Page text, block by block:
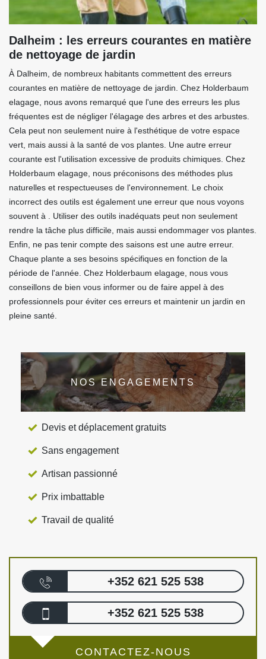
Dalheim : les erreurs courantes en matière
de nettoyage de jardin
À Dalheim, de nombreux habitants commettent des erreurs
courantes en matière de nettoyage de jardin. Chez Holderbaum
elagage, nous avons remarqué que l'une des erreurs les plus
fréquentes est de négliger l'élagage des arbres et des arbustes.
Cela peut non seulement nuire à l'esthétique de votre espace
vert, mais aussi à la santé de vos plantes. Une autre erreur
courante est l'utilisation excessive de produits chimiques. Chez
Holderbaum elagage, nous préconisons des méthodes plus
naturelles et respectueuses de l'environnement. Le choix
incorrect des outils est également une erreur que nous voyons
souvent à . Utiliser des outils inadéquats peut non seulement
rendre la tâche plus difficile, mais aussi endommager vos plantes.
Enfin, ne pas tenir compte des saisons est une autre erreur.
Chaque plante a ses besoins spécifiques en fonction de la
période de l'année. Chez Holderbaum elagage, nous vous
conseillons de bien vous informer ou de faire appel à des
professionnels pour éviter ces erreurs et maintenir un jardin en
pleine santé.
NOS ENGAGEMENTS
Devis et déplacement gratuits
Sans engagement
Artisan passionné
Prix imbattable
Travail de qualité
+352 621 525 538
+352 621 525 538
CONTACTEZ-NOUS